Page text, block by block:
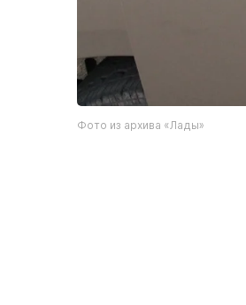
Фото из архива «Лады»